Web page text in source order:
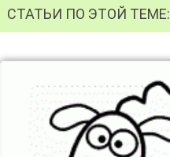
СТАТЬИ ПО ЭТОЙ ТЕМЕ: